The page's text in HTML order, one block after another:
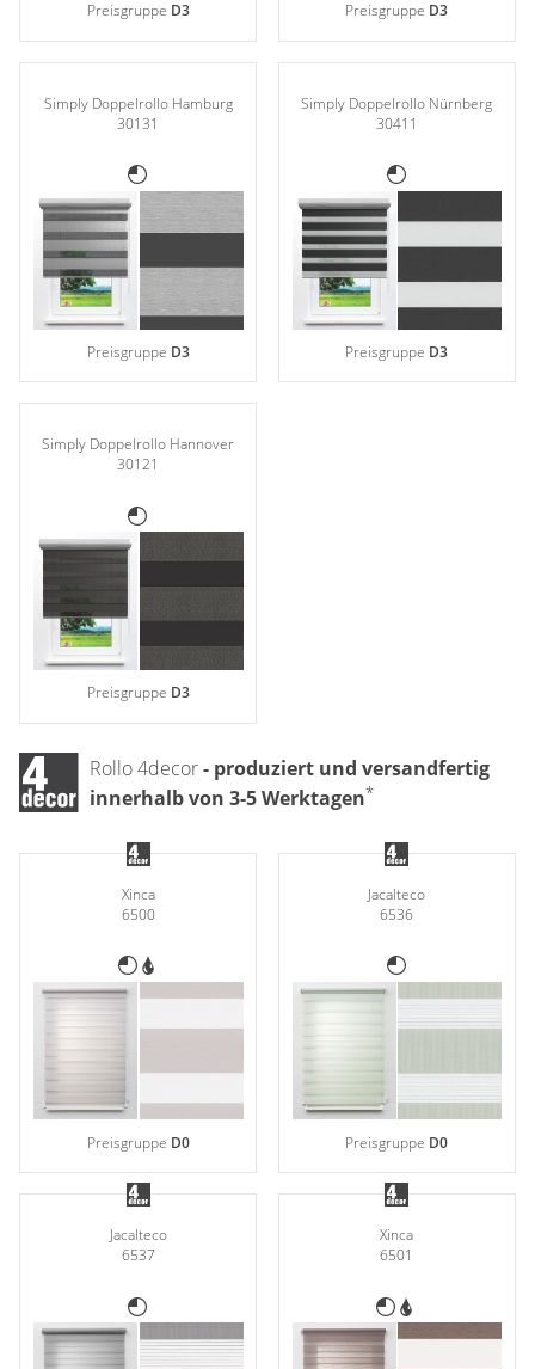
Preisgruppe D3 Preisgruppe D3
Simply Doppelrollo Hamburg
30131
Preisgruppe D3
Simply Doppelrollo Nürnberg
30411
Preisgruppe D3
Simply Doppelrollo Hannover
30121
Preisgruppe D3
Rollo 4decor- produziert und versandfertig
innerhalb von 3-5 Werktagen*
Xinca
6500
Preisgruppe D0
Jacalteco
6536
Preisgruppe D0
Jacalteco
6537
Xinca
6501